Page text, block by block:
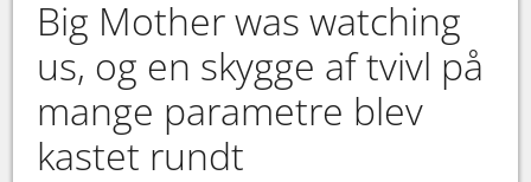
Big Mother was watching
us, og en skygge af tvivl på
mange parametre blev
kastet rundt